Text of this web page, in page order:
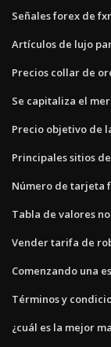
Señales forex de
Artículos de lujo
Precios collar de
Se capitaliza el
Precio objetivo de
Principales sitios
Número de tarjeta
Tabla de valores
Vender tarifa de
Comenzando una
Términos y
¿cuál es la mejor